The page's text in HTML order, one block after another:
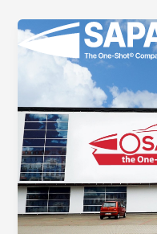
content
pagination